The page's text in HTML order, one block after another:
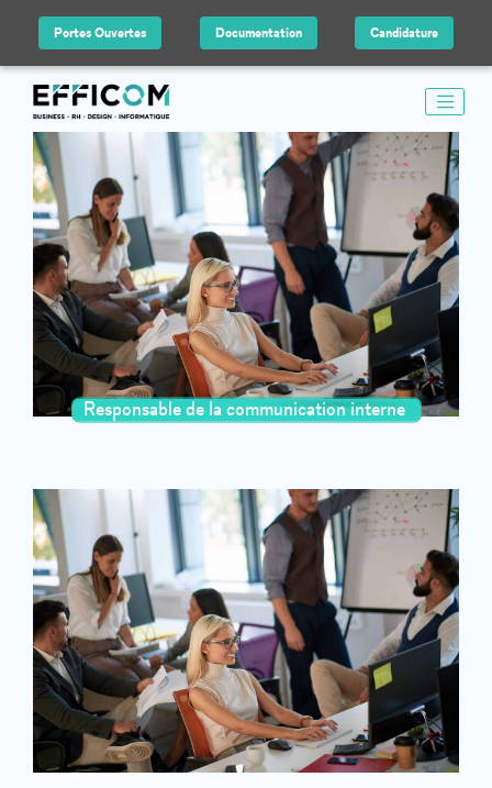
Portes Ouvertes Documentation Candidature
Responsable de la communication interne